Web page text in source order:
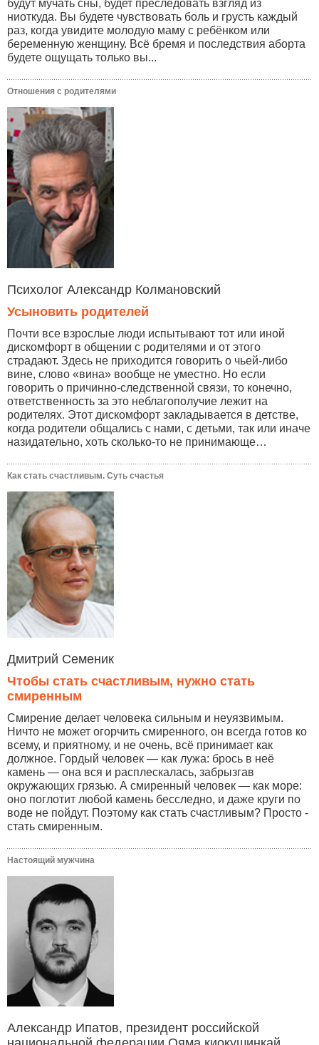
будут мучать сны, будет преследовать взгляд из
ниоткуда. Вы будете чувствовать боль и грусть каждый
раз, когда увидите молодую маму с ребёнком или
беременную женщину. Всё бремя и последствия аборта
будете ощущать только вы...
Отношения с родителями
Психолог Александр Колмановский
Усыновить родителей
Почти все взрослые люди испытывают тот или иной
дискомфорт в общении с родителями и от этого
страдают. Здесь не приходится говорить о чьей-либо
вине, слово «вина» вообще не уместно. Но если
говорить о причинно-следственной связи, то конечно,
ответственность за это неблагополучие лежит на
родителях. Этот дискомфорт закладывается в детстве,
когда родители общались с нами, с детьми, так или иначе
назидательно, хоть сколько-то не принимающе…
Как стать счастливым. Суть счастья
Дмитрий Семеник
Чтобы стать счастливым, нужно стать
смиренным
Смирение делает человека сильным и неуязвимым.
Ничто не может огорчить смиренного, он всегда готов ко
всему, и приятному, и не очень, всё принимает как
должное. Гордый человек — как лужа: брось в неё
камень — она вся и расплескалась, забрызгав
окружающих грязью. А смиренный человек — как море:
оно поглотит любой камень бесследно, и даже круги по
воде не пойдут. Поэтому как стать счастливым? Просто -
стать смиренным.
Настоящий мужчина
Александр Ипатов, президент российской